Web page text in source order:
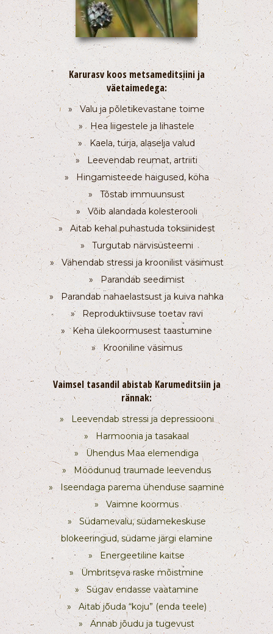
Karurasv koos metsameditsiini ja
väetaimedega:
» Valu ja põletikevastane toime
» Hea liigestele ja lihastele
» Kaela, turja, alaselja valud
» Leevendab reumat, artriiti
» Hingamisteede haigused, köha
» Tõstab immuunsust
» Võib alandada kolesterooli
» Aitab kehal puhastuda toksiinidest
» Turgutab närvisüsteemi
» Vähendab stressi ja kroonilist väsimust
» Parandab seedimist
» Parandab nahaelastsust ja kuiva nahka
» Reproduktiivsuse toetav ravi
» Keha ülekoormusest taastumine
» Krooniline väsimus
Vaimsel tasandil abistab Karumeditsiin ja
rännak:
» Leevendab stressi ja depressiooni
» Harmoonia ja tasakaal
» Ühendus Maa elemendiga
» Möödunud traumade leevendus
»Iseendaga parema ühenduse saamine
» Vaimne koormus
» Südamevalu, südamekeskuse
blokeeringud, südame järgi elamine
» Energeetiline kaitse
»Ümbritseva raske mõistmine
» Sügav endasse vaatamine
» Aitab jõuda “koju” (enda teele)
»Annab jõudu ja tugevust